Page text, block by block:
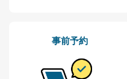
事前予約